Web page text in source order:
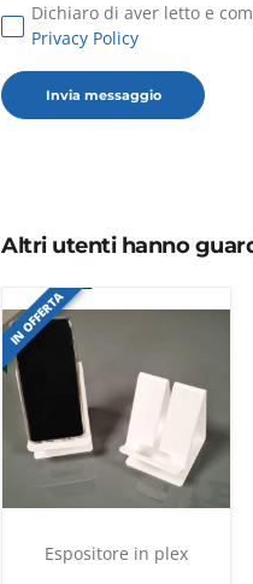
Dichiaro di aver letto e
Privacy Policy
Altri utenti hanno
IN OFFERTA
Espositore in plex